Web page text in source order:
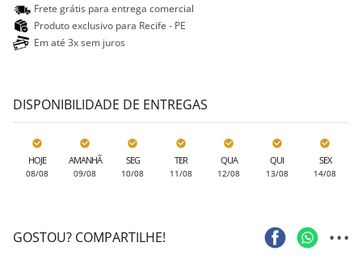
Frete grátis para entrega comercial
Produto exclusivo para Recife - PE
Em até 3x sem juros
DISPONIBILIDADE DE ENTREGAS
HOJE
08/08
AMANHÃ
09/08
SEG
10/08
TER
11/08
QUA
12/08
QUI
13/08
SEX
14/08
GOSTOU? COMPARTILHE! ...